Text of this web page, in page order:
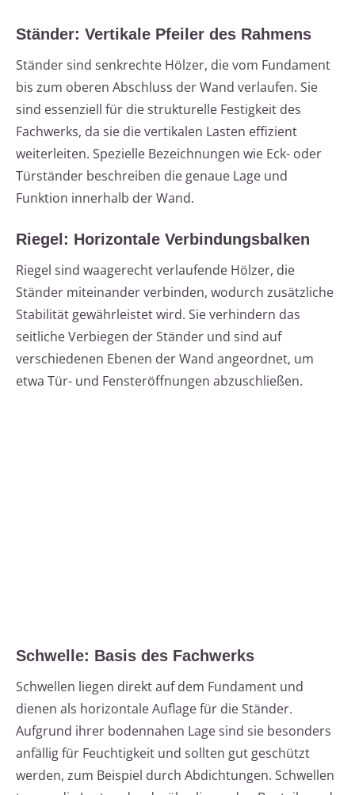
Ständer: Vertikale Pfeiler des Rahmens
Ständer sind senkrechte Hölzer, die vom Fundament
bis zum oberen Abschluss der Wand verlaufen. Sie
sind essenziell für die strukturelle Festigkeit des
Fachwerks, da sie die vertikalen Lasten effizient
weiterleiten. Spezielle Bezeichnungen wie Eck- oder
Türständer beschreiben die genaue Lage und
Funktion innerhalb der Wand.
Riegel: Horizontale Verbindungsbalken
Riegel sind waagerecht verlaufende Hölzer, die
Ständer miteinander verbinden, wodurch zusätzliche
Stabilität gewährleistet wird. Sie verhindern das
seitliche Verbiegen der Ständer und sind auf
verschiedenen Ebenen der Wand angeordnet, um
etwa Tür- und Fensteröffnungen abzuschließen.
Schwelle: Basis des Fachwerks
Schwellen liegen direkt auf dem Fundament und
dienen als horizontale Auflage für die Ständer.
Aufgrund ihrer bodennahen Lage sind sie besonders
anfällig für Feuchtigkeit und sollten gut geschützt
werden, zum Beispiel durch Abdichtungen. Schwellen